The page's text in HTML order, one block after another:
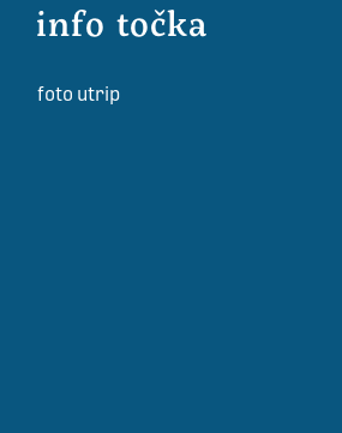
info točka
foto utrip